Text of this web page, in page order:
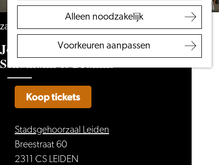
Alleen noodzakelijk
Voorkeuren aanpassen
VVV Leiden
Bereikbaarheid
Regio Leiden
zaterdag 28 november
Joshua Brown & Paolo Giacometti –
Schumann & Brahms
Stadsgehoorzaal Leiden
Breestraat 60
2311 CS LEIDEN
Koop tickets